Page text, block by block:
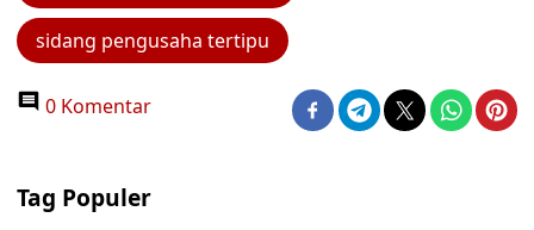
sidang pengusaha tertipu
0 Komentar
Tag Populer